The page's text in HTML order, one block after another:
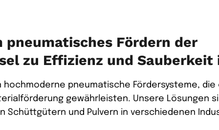
pneumatisches Fördern der
zu Effizienz und Sauberkeit
hochmoderne pneumatische Fördersysteme,
gewährleisten. Unsere Lösungen
Schüttgütern und Pulvern in verschiedenen